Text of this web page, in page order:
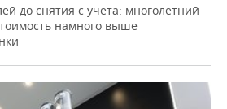
до снятия с учета: многолетний
намного выше